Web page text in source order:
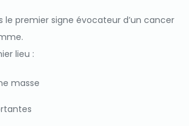
le premier signe évocateur d’un cancer
lieu :
masse